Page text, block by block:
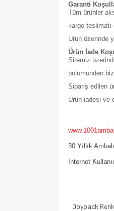
Garanti
Tüm ürünler
kargo
Ürün üzerinde
Ürün İade
Sitemiz
bölümünden
Sipariş edilen
Ürün iadesi ve
30 Yıllık
İnternet
Doypack Renk